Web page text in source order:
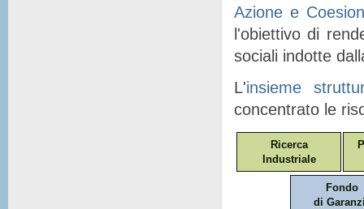
Azione e
l'obiettivo di
sociali indotte
L'insieme
concentrato le
Ricerca
Industriale
Fondo
di